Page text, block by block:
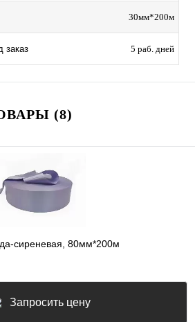
30мм*200м
заказ 5 раб. дней
(8)
сиреневая, 80мм*200м
Запросить цену